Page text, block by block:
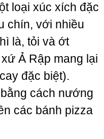
loại xúc xích đặc
chín, với nhiều
là, tỏi và ớt
Ả Rập mang lại
đặc biệt).
cách nướng
các bánh pizza